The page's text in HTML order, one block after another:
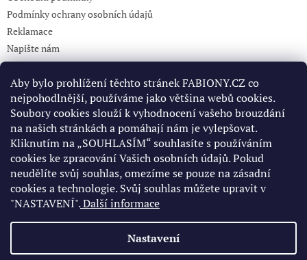
Aby bylo prohlížení těchto stránek FABIONY.CZ co
nejpohodlnější, používáme jako většina webů cookies.
Soubory cookies slouží k vyhodnocení vašeho brouzdání
na našich stránkách a pomáhají nám je vylepšovat.
Kliknutím na „SOUHLASÍM“ souhlasíte s používáním
cookies ke zpracování Vašich osobních údajů. Pokud
neudělíte svůj souhlas, omezíme se pouze na zásadní
cookies a technologie. Svůj souhlas můžete upravit v
"NASTAVENÍ".Další informace
Nastavení
Podmínky ochrany osobních údajů
Reklamace
Napište nám
KONTAKT 732765499
Pinterest
Facebook
Vytvořil Shoptet